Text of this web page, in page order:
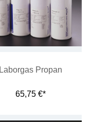
Laborgas Propan
65,75 €*